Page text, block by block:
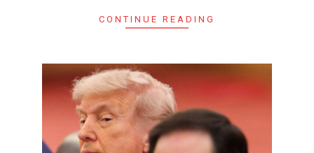
CONTINUE READING